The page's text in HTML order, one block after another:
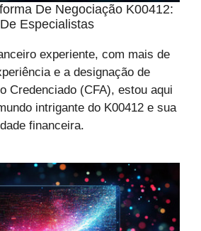
De Negociação K00412:
Especialistas
experiente, com mais de
e a designação de
Credenciado (CFA), estou aqui
intrigante do K00412 e sua
financeira.